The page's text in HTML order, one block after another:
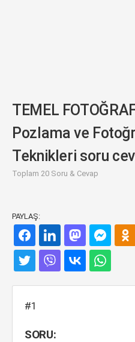
TEMEL
Pozlama ve
Teknikleri soru
Toplam 20 Soru & Cevap
PAYLAŞ:
#1
SORU: